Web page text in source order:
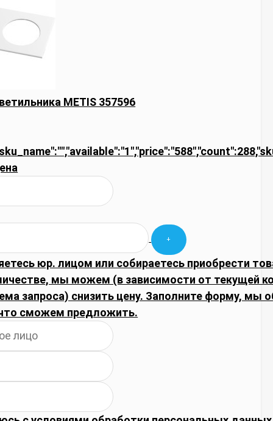
METIS 357596
юр. лицом или собираетесь приобрести
мы можем (в зависимости от текущей
запроса) снизить цену. Заполните форму, мы
сможем предложить.